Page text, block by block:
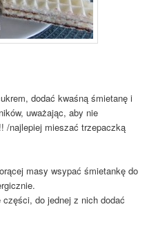
dodać kwaśną śmietanę i
uważając, aby nie
/najlepiej mieszać trzepaczką
masy wsypać śmietankę do
do jednej z nich dodać